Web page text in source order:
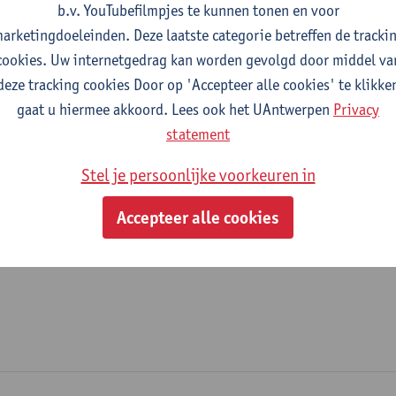
Faculteit Rechten - algemeen
Statuut & functies
Assisterend academisch pers.
b.v. YouTubefilmpjes te kunnen tonen en voor
Deze laatste categorie betreffen de
Uw internetgedrag kan worden gevolgd door middel
tracking cookies Door op 'Accepteer alle cookies' te
gaat u hiermee akkoord. Lees ook het UAntwerpen Privacy
statement
Stel je persoonlijke voorkeuren in
Accepteer alle cookies